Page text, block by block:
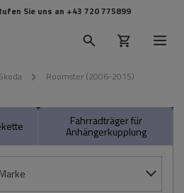
Sie uns an +43 720 775899
Skoda Roomster (2006-2015)
Fahrradträger für
Anhängerkupplung